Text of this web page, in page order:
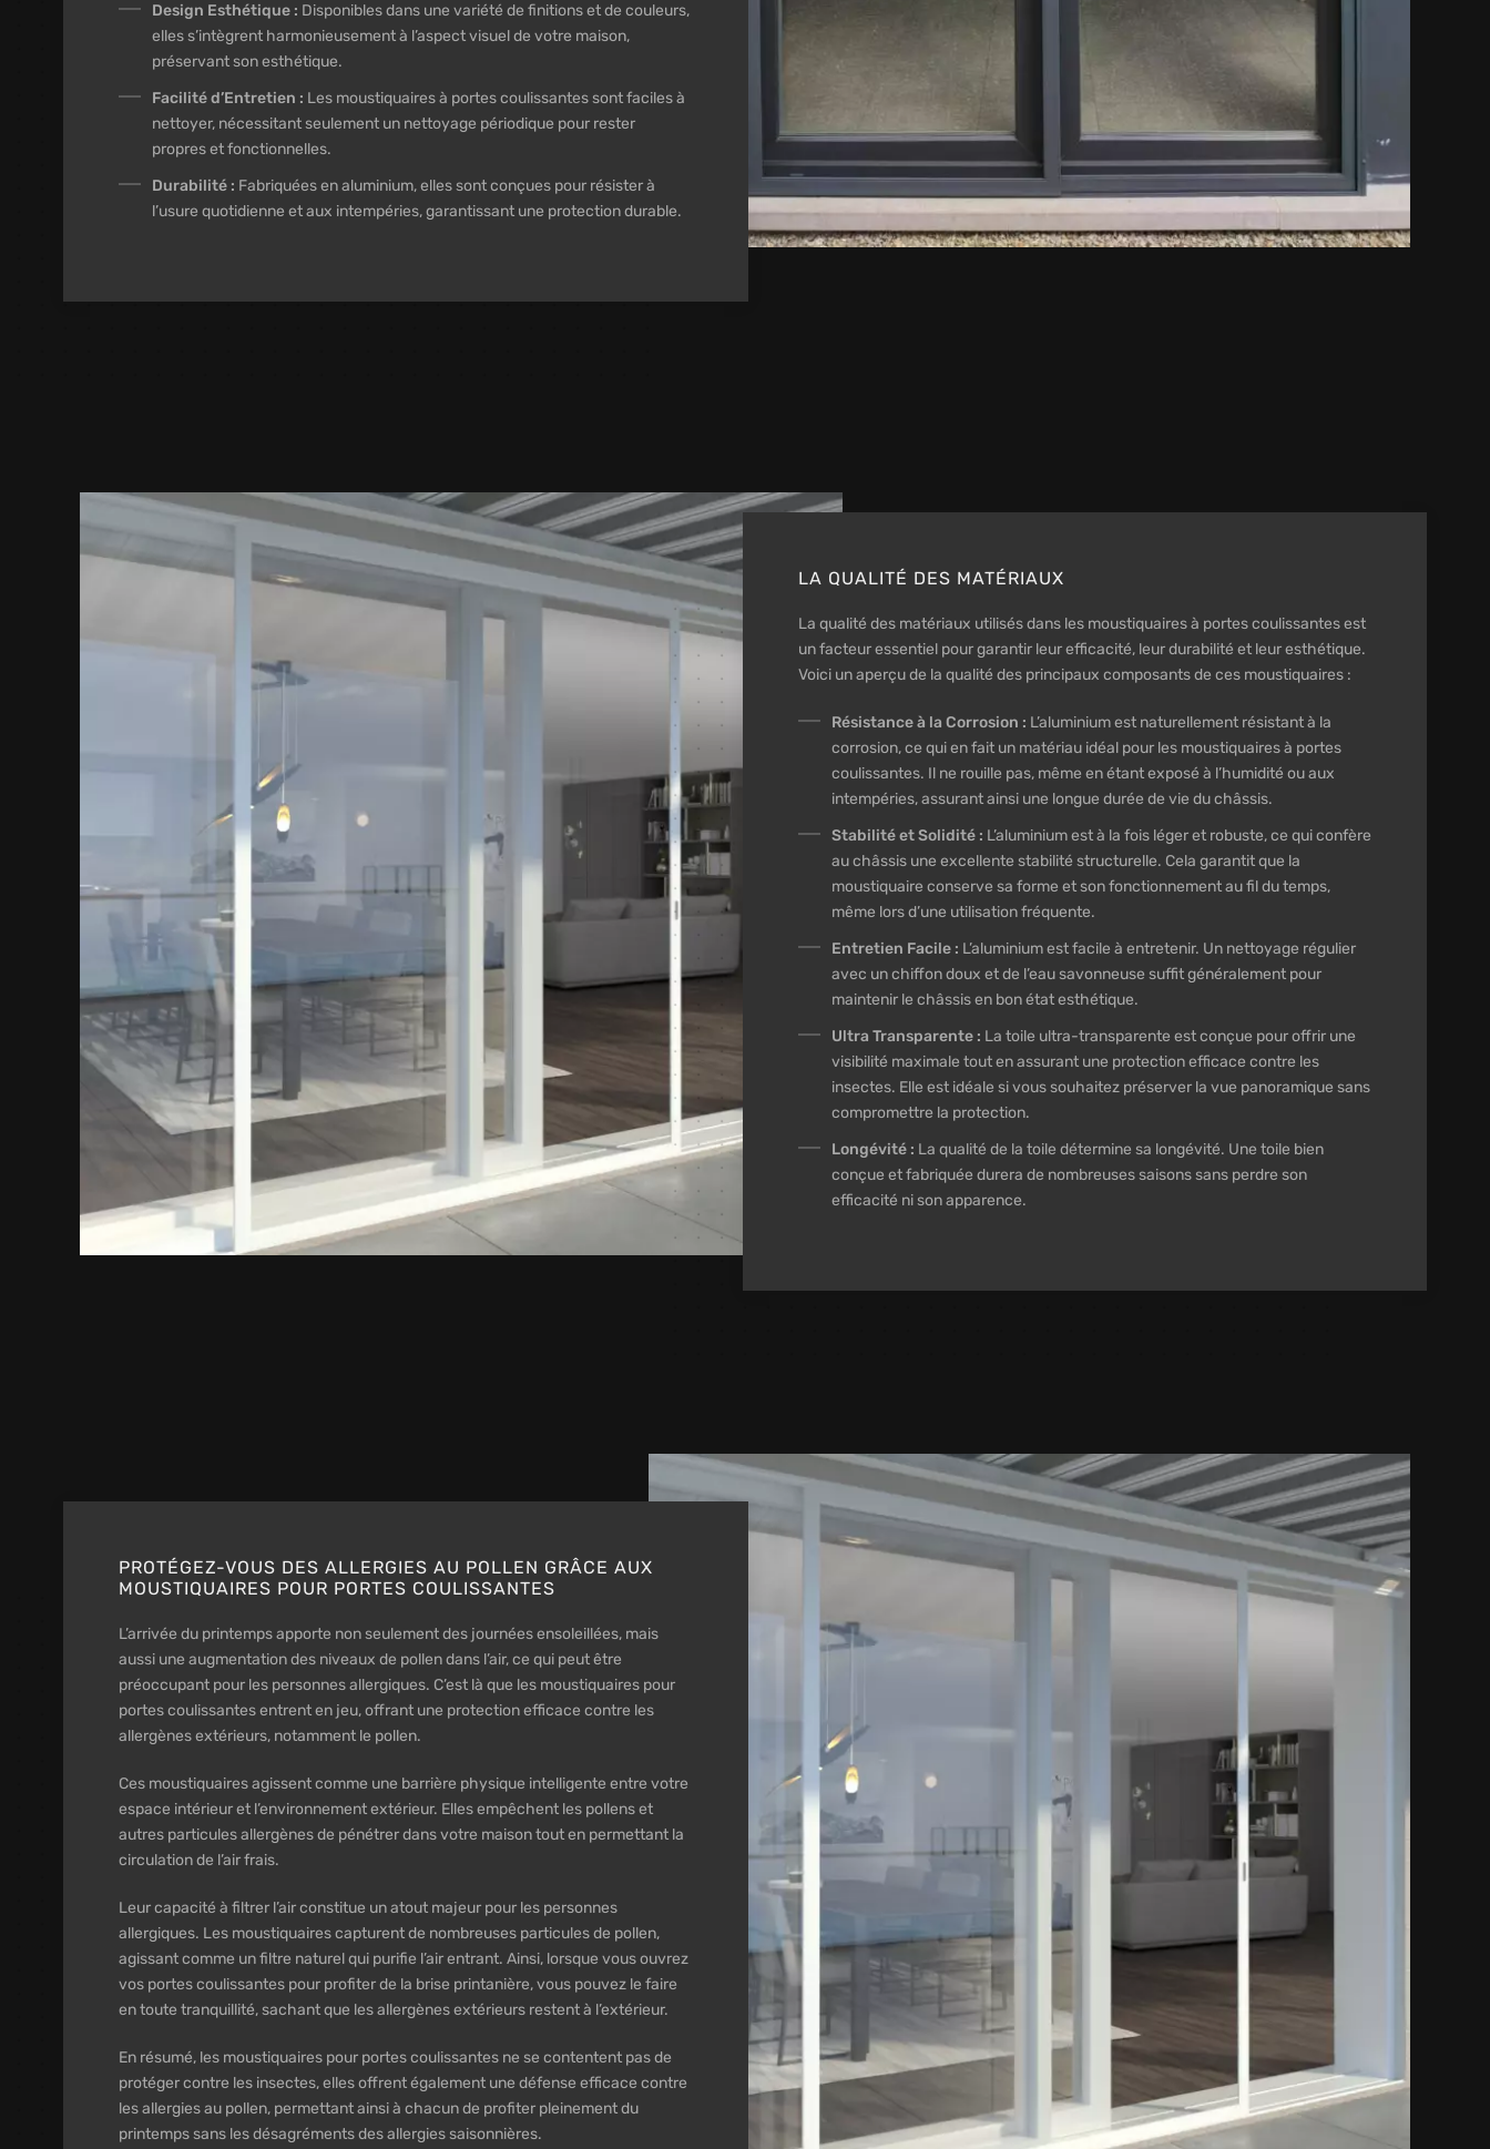
Design Esthétique : Disponibles dans une variété de finitions et de couleurs,
elles s’intègrent harmonieusement à l’aspect visuel de votre maison,
préservant son esthétique.
Facilité d’Entretien : Les moustiquaires à portes coulissantes sont faciles à
nettoyer, nécessitant seulement un nettoyage périodique pour rester
propres et fonctionnelles.
Durabilité : Fabriquées en aluminium, elles sont conçues pour résister à
l’usure quotidienne et aux intempéries, garantissant une protection durable.
LA QUALITÉ DES MATÉRIAUX
La qualité des matériaux utilisés dans les moustiquaires à portes coulissantes est
un facteur essentiel pour garantir leur efficacité, leur durabilité et leur esthétique.
Voici un aperçu de la qualité des principaux composants de ces moustiquaires :
Résistance à la Corrosion : L’aluminium est naturellement résistant à la
corrosion, ce qui en fait un matériau idéal pour les moustiquaires à portes
coulissantes. Il ne rouille pas, même en étant exposé à l’humidité ou aux
intempéries, assurant ainsi une longue durée de vie du châssis.
Stabilité et Solidité : L’aluminium est à la fois léger et robuste, ce qui confère
au châssis une excellente stabilité structurelle. Cela garantit que la
moustiquaire conserve sa forme et son fonctionnement au fil du temps,
même lors d’une utilisation fréquente.
Entretien Facile : L’aluminium est facile à entretenir. Un nettoyage régulier
avec un chiffon doux et de l’eau savonneuse suffit généralement pour
maintenir le châssis en bon état esthétique.
Ultra Transparente : La toile ultra-transparente est conçue pour offrir une
visibilité maximale tout en assurant une protection efficace contre les
insectes. Elle est idéale si vous souhaitez préserver la vue panoramique sans
compromettre la protection.
Longévité : La qualité de la toile détermine sa longévité. Une toile bien
conçue et fabriquée durera de nombreuses saisons sans perdre son
efficacité ni son apparence.
PROTÉGEZ-VOUS DES ALLERGIES AU POLLEN GRÂCE AUX
MOUSTIQUAIRES POUR PORTES COULISSANTES
L’arrivée du printemps apporte non seulement des journées ensoleillées, mais
aussi une augmentation des niveaux de pollen dans l’air, ce qui peut être
préoccupant pour les personnes allergiques. C’est là que les moustiquaires pour
portes coulissantes entrent en jeu, offrant une protection efficace contre les
allergènes extérieurs, notamment le pollen.
Ces moustiquaires agissent comme une barrière physique intelligente entre votre
espace intérieur et l’environnement extérieur. Elles empêchent les pollens et
autres particules allergènes de pénétrer dans votre maison tout en permettant la
circulation de l’air frais.
Leur capacité à filtrer l’air constitue un atout majeur pour les personnes
allergiques. Les moustiquaires capturent de nombreuses particules de pollen,
agissant comme un filtre naturel qui purifie l’air entrant. Ainsi, lorsque vous ouvrez
vos portes coulissantes pour profiter de la brise printanière, vous pouvez le faire
en toute tranquillité, sachant que les allergènes extérieurs restent à l’extérieur.
En résumé, les moustiquaires pour portes coulissantes ne se contentent pas de
protéger contre les insectes, elles offrent également une défense efficace contre
les allergies au pollen, permettant ainsi à chacun de profiter pleinement du
printemps sans les désagréments des allergies saisonnières.